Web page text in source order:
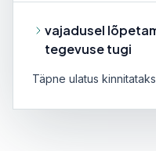
vajadusel
tegevuse tugi
Täpne ulatus